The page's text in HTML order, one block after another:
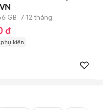
GB 7-12 tháng
đ
kiện